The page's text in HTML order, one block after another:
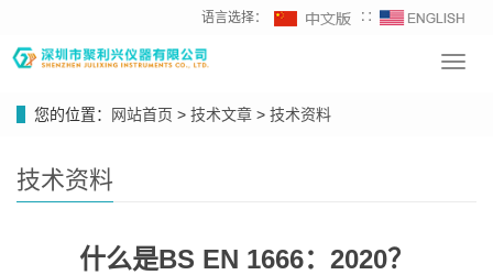
语言选择： ∷
您的位置：
网站首页 > 技术文章 > 技术资料
技术资料
什么是BS EN 1666：2020？